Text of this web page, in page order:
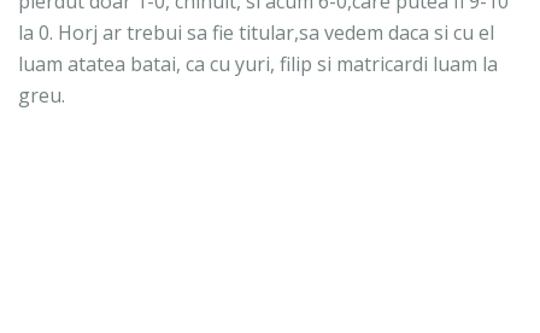
la 0. Horj ar trebui sa fie titular,sa vedem daca si cu el
luam atatea batai, ca cu yuri, filip si matricardi luam la
greu.